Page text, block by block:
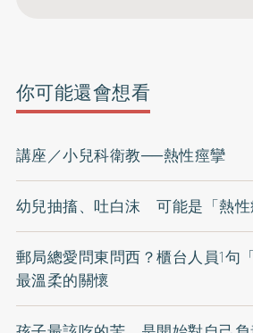
你可能還會想看
講座／小兒科衛教──熱性痙攣
幼兒抽搐、吐白沫 可能是「熱性
郵局總愛問東問西？櫃台人員1句
最溫柔的關懷